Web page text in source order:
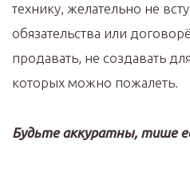
технику, желательно не
обязательства или
продавать, не создавать
которых можно пожалеть.
Будьте аккуратны, тише